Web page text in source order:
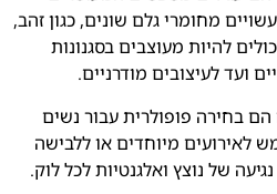
מחומרי גלם שונים, כגון זהב,
להיות מעוצבים בסגנונות
ועד לעיצובים מודרניים.
בחירה פופולרית עבור נשים
לאירועים מיוחדים או ללבישה
של נוצץ ואלגנטיות לכל לוק.